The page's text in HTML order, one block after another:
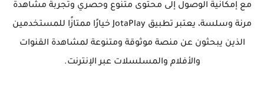
مع إمكانية الوصول إلى محتوى متنوع وحصري وتجربة مشاهدة
مرنة وسلسة، يعتبر تطبيق JotaPlay خيارًا ممتازًا للمستخدمين
الذين يبحثون عن منصة موثوقة ومتنوعة لمشاهدة القنوات
والأفلام والمسلسلات عبر الإنترنت.